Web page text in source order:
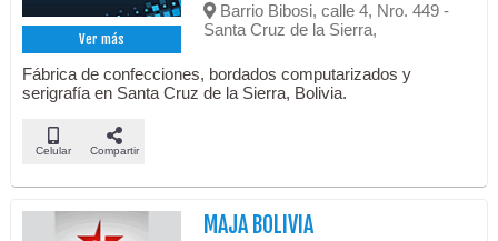
Ver más
Barrio Bibosi, calle 4, Nro. 449 -
Santa Cruz de la Sierra,
Fábrica de confecciones, bordados computarizados y
serigrafía en Santa Cruz de la Sierra, Bolivia.
Celular Compartir
MAJA BOLIVIA